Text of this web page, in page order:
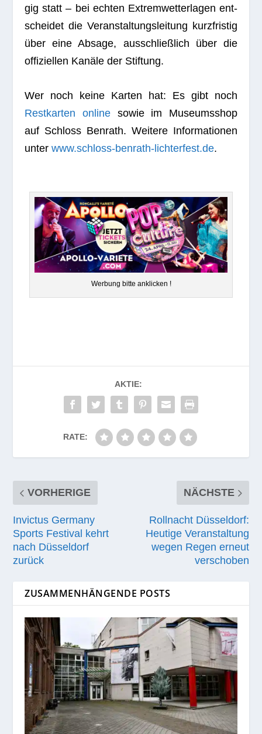
gig statt – bei ech­ten Extrem­wet­ter­la­gen ent­
schei­det die Ver­an­stal­tungs­lei­tung kurz­fris­tig
über eine Absage, aus­schließ­lich über die
offi­zi­el­len Kanäle der Stiftung.
Wer noch keine Kar­ten hat: Es gibt noch
Rest­kar­ten onlinesowie im Muse­ums­shop
auf Schloss Ben­rath. Wei­tere Infor­ma­tio­nen
unterwww.schloss-benrath-lichterfest.de.
Wer­bung bitte anklicken !
AKTIE:
RATE:
VORHERIGE
Invictus Germany
Sports Festival kehrt
nach Düsseldorf
zurück
NÄCHSTE
Rollnacht Düsseldorf:
Heutige Veranstaltung
wegen Regen erneut
verschoben
ZUSAMMENHÄNGENDE POSTS